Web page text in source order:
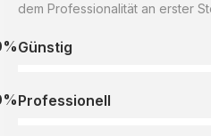
dem Professionalität an erster
Günstig
Professionell